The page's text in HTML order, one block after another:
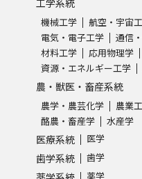
工学系統
機械工学 航空・宇宙
電気・電子工学
通信
材料工学
応用物理学
資源・エネルギー工学
農・獣医・畜産系統
農学・農芸化学 農業
酪農・畜産学
水産学
医療系統 医学
歯学系統 歯学
薬学